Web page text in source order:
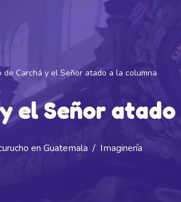
de Carchá y el Señor atado a la columna
el Señor
en Guatemala Imaginería